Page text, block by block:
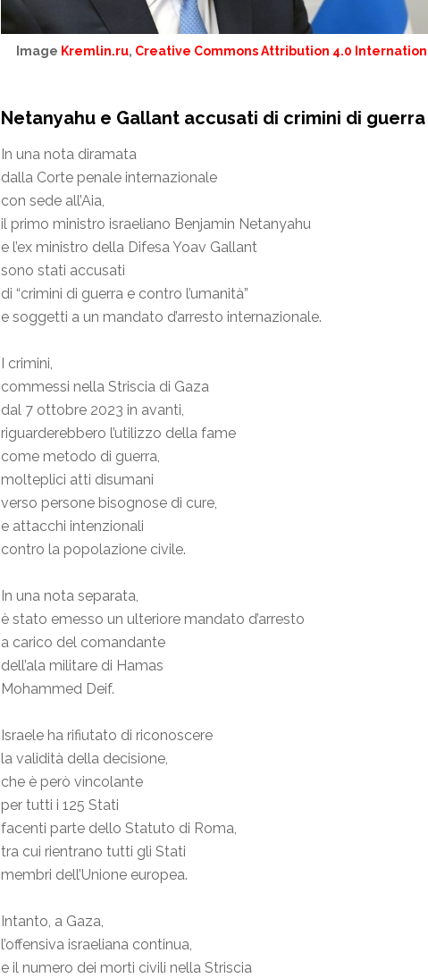
Image Kremlin.ru, Creative Commons Attribution 4.0
Netanyahu e Gallant accusati di crimini di
In una nota diramata
dalla Corte penale internazionale
con sede all’Aia,
il primo ministro israeliano Benjamin Netanyahu
e l’ex ministro della Difesa Yoav Gallant
sono stati accusati
di “crimini di guerra e contro l’umanità”
e soggetti a un mandato d’arresto internazionale.
I crimini,
commessi nella Striscia di Gaza
dal 7 ottobre 2023 in avanti,
riguarderebbero l’utilizzo della fame
come metodo di guerra,
molteplici atti disumani
verso persone bisognose di cure,
e attacchi intenzionali
contro la popolazione civile.
In una nota separata,
è stato emesso un ulteriore mandato d’arresto
a carico del comandante
dell’ala militare di Hamas
Mohammed Deif.
Israele ha rifiutato di riconoscere
la validità della decisione,
che è però vincolante
per tutti i 125 Stati
facenti parte dello Statuto di Roma,
tra cui rientrano tutti gli Stati
membri dell’Unione europea.
Intanto, a Gaza,
l’offensiva israeliana continua,
e il numero dei morti civili nella Striscia